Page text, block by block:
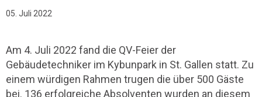
05. Juli 2022
Am 4. Juli 2022 fand die QV-Feier der
Gebäudetechniker im Kybunpark in St. Gallen statt. Zu
einem würdigen Rahmen trugen die über 500 Gäste
bei. 136 erfolgreiche Absolventen wurden an diesem